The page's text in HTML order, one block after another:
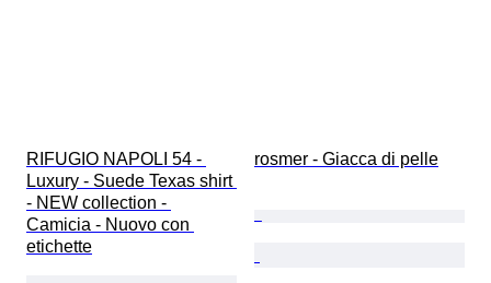
RIFUGIO NAPOLI 54 -
Luxury - Suede Texas shirt
- NEW collection -
Camicia - Nuovo con
etichette
rosmer - Giacca di pelle